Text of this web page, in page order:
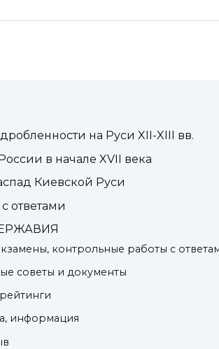
на Руси XII-XIII вв.
в начале XVII века
Киевской Руси
ответами
контрольные работы с
советы и документы
информация